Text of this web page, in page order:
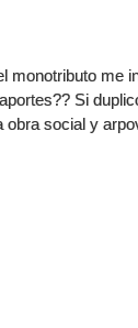
monotributo me
Si
social y